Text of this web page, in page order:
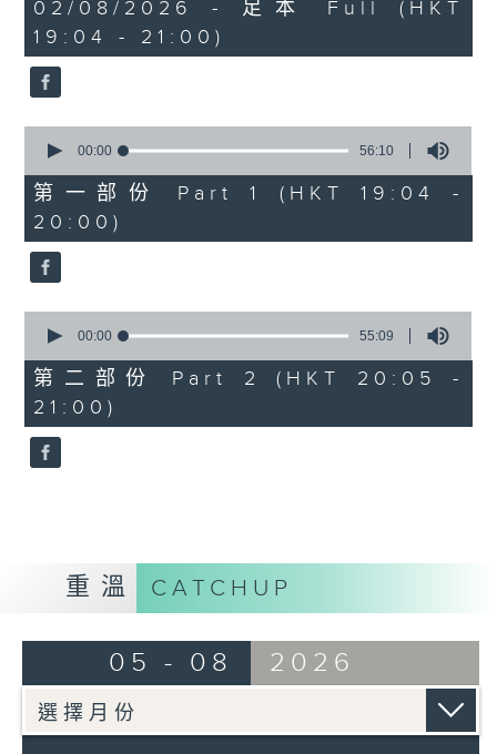
hour,
50
minutes,
59
seconds
02/08/2026 - 足本 Full (HKT
19:04 - 21:00)
seconds
56
minutes,
10
seconds
00:00 56:10
第一部份 Part 1 (HKT 19:04 -
20:00)
seconds
55
minutes,
9
seconds
00:00 55:09
第二部份 Part 2 (HKT 20:05 -
21:00)
重溫 CATCHUP
05 - 08 2026